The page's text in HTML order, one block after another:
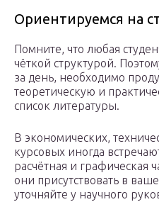
Ориентируемся на
Помните, что любая
чёткой структурой.
за день, необходимо
теоретическую и
список литературы.
В экономических,
курсовых иногда
расчётная и графическая
они присутствовать в
уточняйте у научного